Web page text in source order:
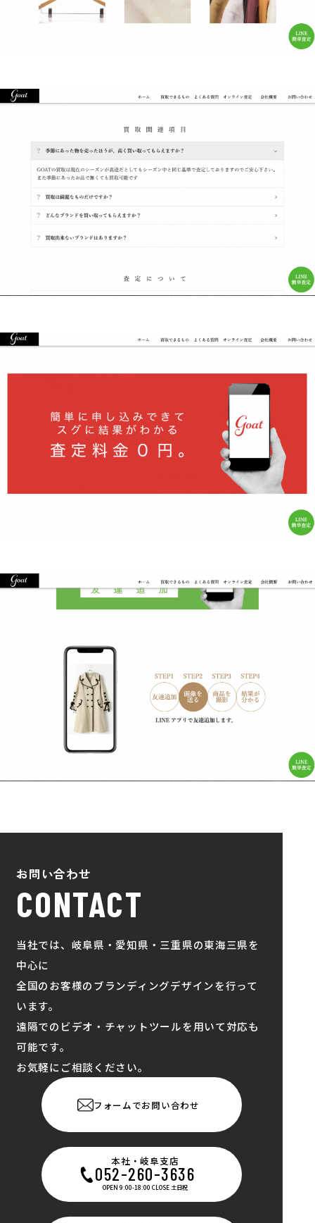
お問い合わせ
CONTACT
当社では、岐阜県・愛知県・三重県の東海三県を
中心に
全国のお客様のブランディングデザインを行って
います。
遠隔でのビデオ・チャットツールを用いて対応も
可能です。
お気軽にご相談ください。
フォームでお問い合わせ
本社・岐阜支店
052-260-3636
OPEN 9:00-18:00 CLOSE 土日祝